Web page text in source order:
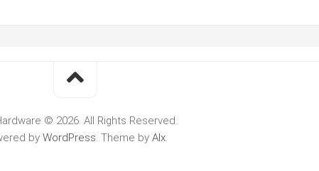
© 2026. All Rights Reserved.
by WordPress. Theme by Alx.